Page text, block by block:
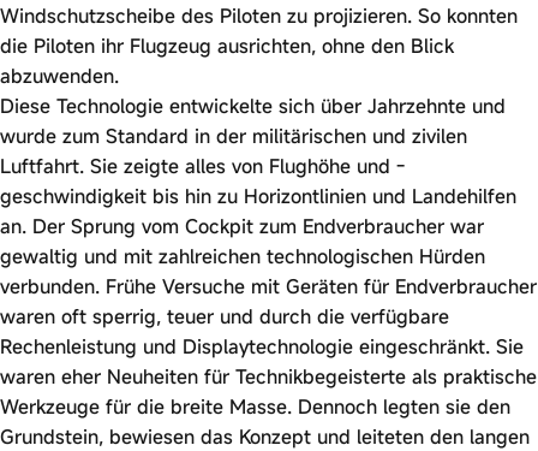
Windschutzscheibe des Piloten zu projizieren. So konnten
die Piloten ihr Flugzeug ausrichten, ohne den Blick
abzuwenden.
Diese Technologie entwickelte sich über Jahrzehnte und
wurde zum Standard in der militärischen und zivilen
Luftfahrt. Sie zeigte alles von Flughöhe und -
geschwindigkeit bis hin zu Horizontlinien und Landehilfen
an. Der Sprung vom Cockpit zum Endverbraucher war
gewaltig und mit zahlreichen technologischen Hürden
verbunden. Frühe Versuche mit Geräten für Endverbraucher
waren oft sperrig, teuer und durch die verfügbare
Rechenleistung und Displaytechnologie eingeschränkt. Sie
waren eher Neuheiten für Technikbegeisterte als praktische
Werkzeuge für die breite Masse. Dennoch legten sie den
Grundstein, bewiesen das Konzept und leiteten den langen